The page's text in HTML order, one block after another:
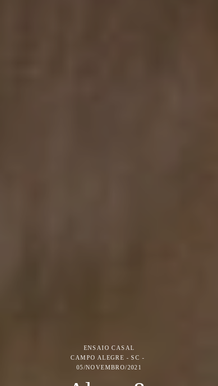
ENSAIO CASAL
CAMPO ALEGRE - SC
05/NOVEMBRO/2021